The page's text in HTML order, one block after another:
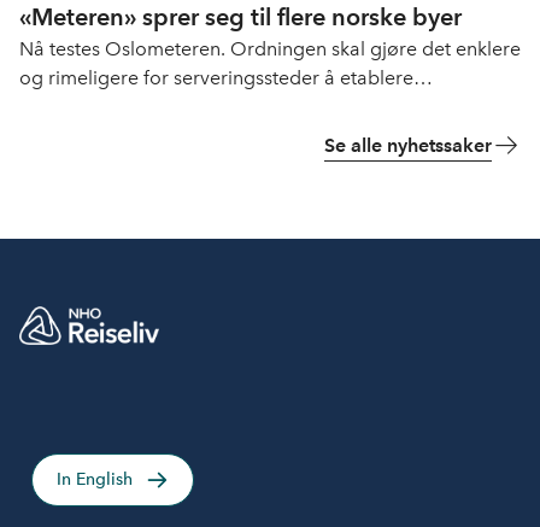
«Meteren» sprer seg til flere norske byer
Nå testes Oslometeren. Ordningen skal gjøre det enklere
og rimeligere for serveringssteder å etablere
Se alle nyhetssaker
In English